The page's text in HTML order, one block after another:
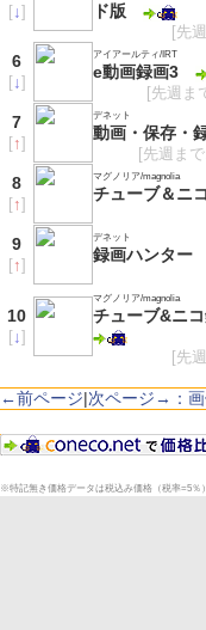
[↓]
ド版
[先
6
[↓]
アイアールティ/IRT
e動画録画3
[先週
7
[↑]
デネット
動画・保存・
[先週ま
8
[↑]
マグノリア/magnolia
チューブ＆ニ
9
[↑]
デネット
録画ハンター
10
[↓]
マグノリア/magnolia
チューブ&ニ
[先
←前ページ|次ページ→：画
※特記無き価格データは税込み価格（税率=5％